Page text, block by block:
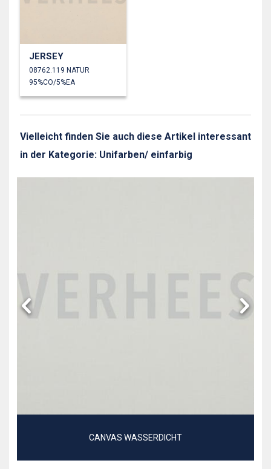
JERSEY
08762.119 NATUR
95%CO/5%EA
Vielleicht finden Sie auch diese Artikel interessant
in der Kategorie: Unifarben/ einfarbig
CANVAS WASSERDICHT